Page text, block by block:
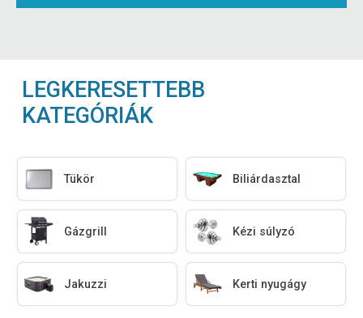
LEGKERESETTEBB
KATEGÓRIÁK
Tükör Biliárdasztal
Gázgrill Kézi súlyzó
Jakuzzi Kerti nyugágy